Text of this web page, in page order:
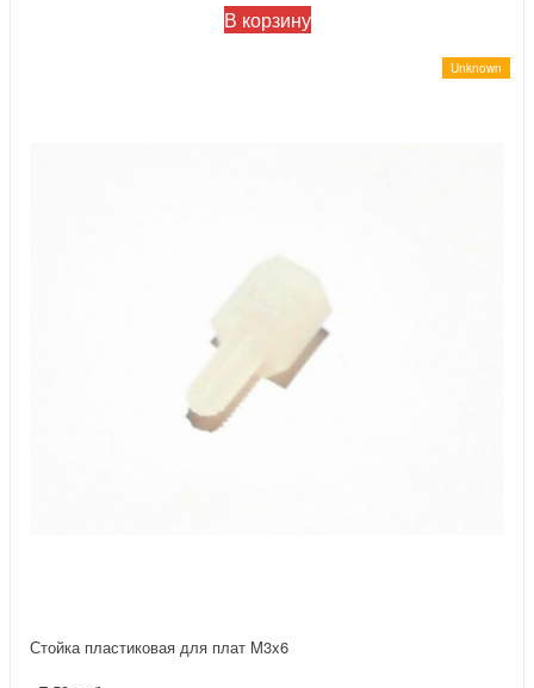
В корзину
Unknown
Стойка пластиковая для плат M3x6